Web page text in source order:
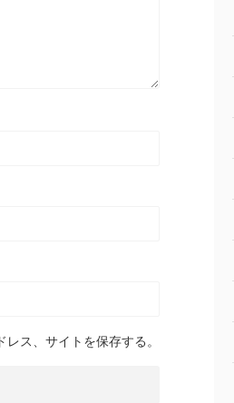
ス、サイトを保存する。